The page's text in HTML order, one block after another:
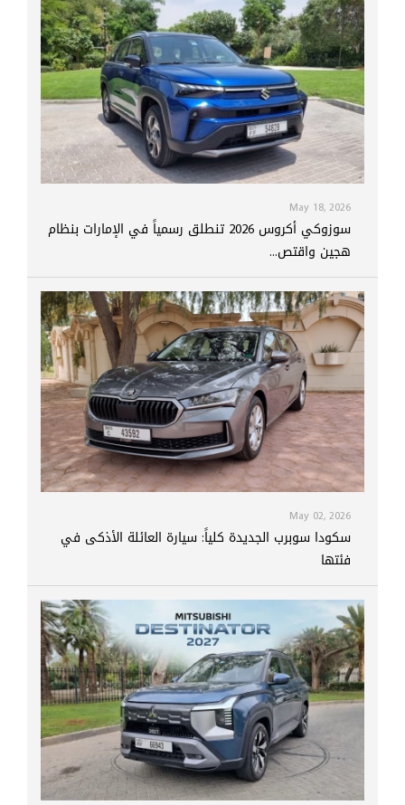
May 18, 2026
سوزوكي أكروس 2026 تنطلق رسمياً في الإمارات بنظام
هجين واقتص...
May 02, 2026
سكودا سوبرب الجديدة كلياً: سيارة العائلة الأذكى في
فئتها